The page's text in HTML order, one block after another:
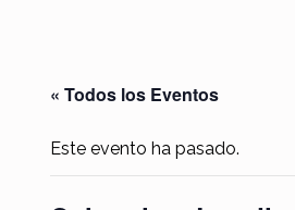
« Todos los Eventos
Este evento ha pasado.